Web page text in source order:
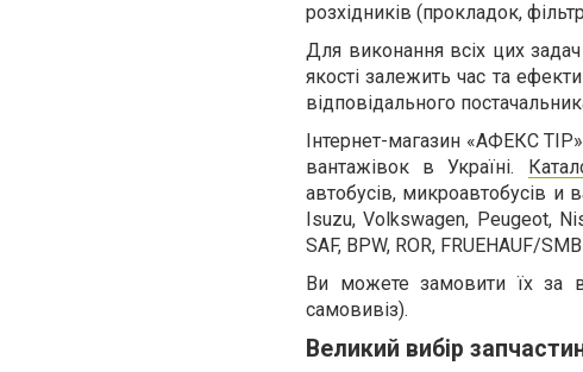
розхідників (прокладок,
Для виконання всіх цих задач
якості залежить час та
відповідального
Інтернет-магазин «АФЕКС
вантажівок в Україні.
автобусів, микроавтобусів и
Isuzu, Volkswagen, Peugeot,
SAF, BPW, ROR, FRUEHAUF/
Ви можете замовити їх за
самовивіз).
Великий вибір